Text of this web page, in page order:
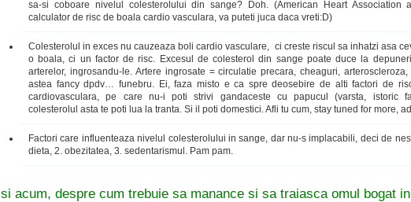
sa-si coboare nivelul colesterolului din sange? Doh. (American Heart Association
calculator de risc de boala cardio vasculara, va puteti juca daca vreti:D)
Colesterolul in exces nu cauzeaza boli cardio vasculare, ci creste riscul sa inhatzi asa
o boala, ci un factor de risc. Excesul de colesterol din sange poate duce la
arterelor, ingrosandu-le. Artere ingrosate = circulatie precara, cheaguri,
astea fancy dpdv… funebru. Ei, faza misto e ca spre deosebire de alti factori de
cardiovasculara, pe care nu-i poti strivi gandaceste cu papucul (varsta, istoric
colesterolul asta te poti lua la tranta. Si il poti domestici. Afli tu cum, stay tuned for more,
Factori care influenteaza nivelul colesterolului in sange, dar nu-s implacabili, deci de
dieta, 2. obezitatea, 3. sedentarismul. Pam pam.
si acum, despre cum trebuie sa manance si sa traiasca omul bogat